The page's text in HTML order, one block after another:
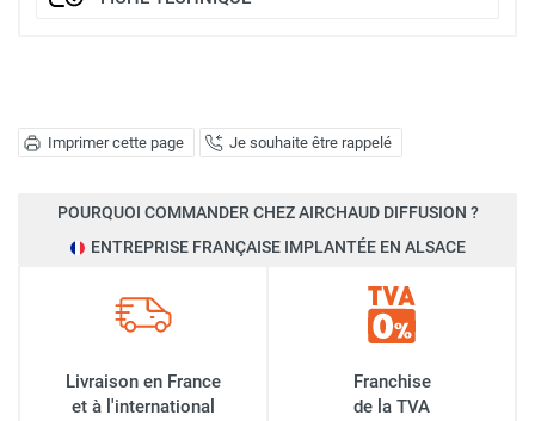
Imprimer cette page Je souhaite être rappelé
POURQUOI COMMANDER CHEZ AIRCHAUD DIFFUSION ?
ENTREPRISE FRANÇAISE IMPLANTÉE EN ALSACE
Livraison en France
et à l'international
Franchise
de la TVA